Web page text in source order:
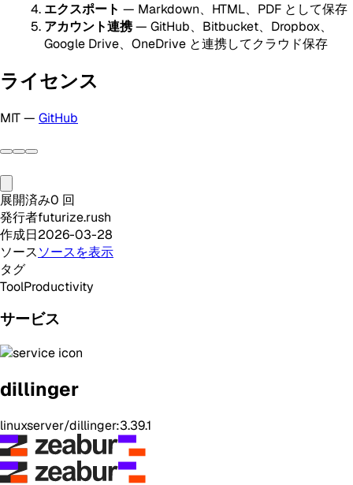
エクスポート — Markdown、HTML、PDF として保存
アカウント連携— GitHub、Bitbucket、Dropbox、
Google Drive、OneDrive と連携してクラウド保存
ライセンス
MIT — GitHub
展開済み0 回
発行者futurize.rush
作成日2026-03-28
ソースソースを表示
タグ
ToolProductivity
サービス
dillinger
linuxserver/dillinger:3.39.1